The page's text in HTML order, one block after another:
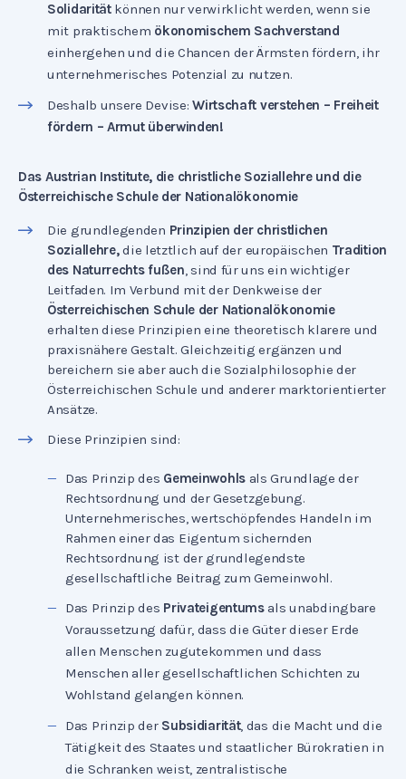
Solidaritätkönnen nur verwirklicht werden, wenn sie
mit praktischem ökonomischem Sachverstand
einhergehen und die Chancen der Ärmsten fördern, ihr
unternehmerisches Potenzial zu nutzen.
Deshalb unsere Devise:Wirtschaft verstehen – Freiheit
fördern – Armut überwinden!
Das Austrian Institute, die christliche Soziallehre und die
Österreichische Schule der Nationalökonomie
Die grundlegenden Prinzipien der christlichen
Soziallehre,die letztlich auf der europäischen Tradition
des Naturrechts fußen, sind für uns ein wichtiger
Leitfaden. Im Verbund mit der Denkweise der
Österreichischen Schule der Nationalökonomie
erhalten diese Prinzipien eine theoretisch klarere und
praxisnähere Gestalt. Gleichzeitig ergänzen und
bereichern sie aber auch die Sozialphilosophie der
Österreichischen Schule und anderer marktorientierter
Ansätze.
Diese Prinzipien sind:
Das Prinzip des Gemeinwohlsals Grundlage der
Rechtsordnung und der Gesetzgebung.
Unternehmerisches, wertschöpfendes Handeln im
Rahmen einer das Eigentum sichernden
Rechtsordnung ist der grundlegendste
gesellschaftliche Beitrag zum Gemeinwohl.
Das Prinzip des Privateigentumsals unabdingbare
Voraussetzung dafür, dass die Güter dieser Erde
allen Menschen zugutekommen und dass
Menschen aller gesellschaftlichen Schichten zu
Wohlstand gelangen können.
Das Prinzip der Subsidiarität, das die Macht und die
Tätigkeit des Staates und staatlicher Bürokratien in
die Schranken weist, zentralistische